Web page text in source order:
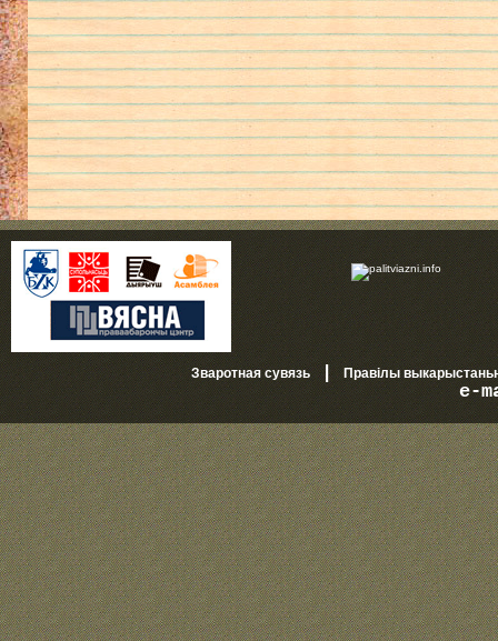
Зваротная сувязь| Правілы
e-